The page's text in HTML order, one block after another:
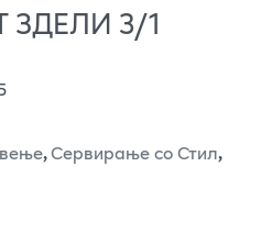
3/1
,Сервирање со Стил,